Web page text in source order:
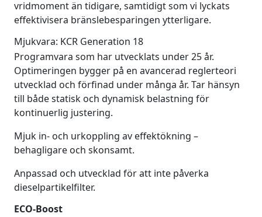
vridmoment än tidigare, samtidigt som vi lyckats
effektivisera bränslebesparingen ytterligare.
Mjukvara: KCR Generation 18
Programvara som har utvecklats under 25 år.
Optimeringen bygger på en avancerad reglerteori
utvecklad och förfinad under många år. Tar hänsyn
till både statisk och dynamisk belastning för
kontinuerlig justering.
Mjuk in- och urkoppling av effektökning –
behagligare och skonsamt.
Anpassad och utvecklad för att inte påverka
dieselpartikelfilter.
ECO-Boost